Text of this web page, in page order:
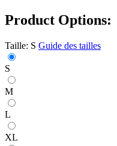
Product Options:
Taille: S Guide des tailles
S
M
L
XL